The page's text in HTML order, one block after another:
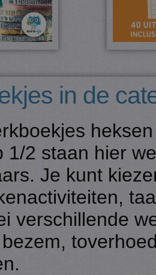
in de
1/2 staan hier
Je kunt
verschillende